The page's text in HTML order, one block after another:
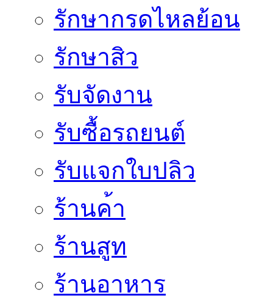
รักษากรดไหลย้อน
รักษาสิว
รับจัดงาน
รับซื้อรถยนต์
รับแจกใบปลิว
ร้านค้า
ร้านสูท
ร้านอาหาร